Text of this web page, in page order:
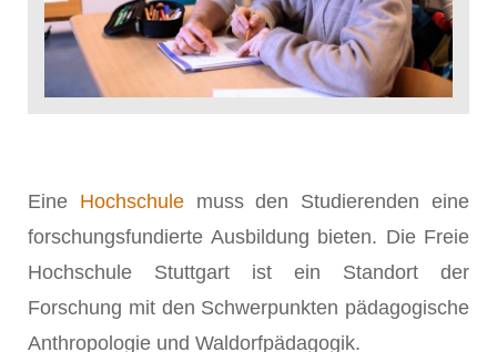
Eine Hochschulemuss den Studierenden eine
forschungsfundierte Ausbildung bieten. Die Freie
Hochschule Stuttgart ist ein Standort der
Forschung mit den Schwerpunkten pädagogische
Anthropologie und Waldorfpädagogik.